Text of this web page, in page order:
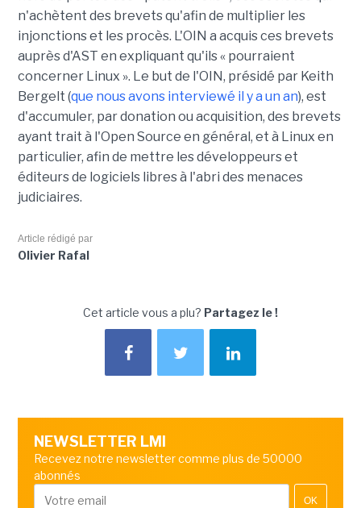
n'achètent des brevets qu'afin de multiplier les
injonctions et les procès. L'OIN a acquis ces brevets
auprès d'AST en expliquant qu'ils « pourraient
concerner Linux ». Le but de l'OIN, présidé par Keith
Bergelt (que nous avons interviewé il y a un an), est
d'accumuler, par donation ou acquisition, des brevets
ayant trait à l'Open Source en général, et à Linux en
particulier, afin de mettre les développeurs et
éditeurs de logiciels libres à l'abri des menaces
judiciaires.
Article rédigé par
Olivier Rafal
Cet article vous a plu? Partagez le !
NEWSLETTER LMI
Recevez notre newsletter comme plus de 50000
abonnés
OK